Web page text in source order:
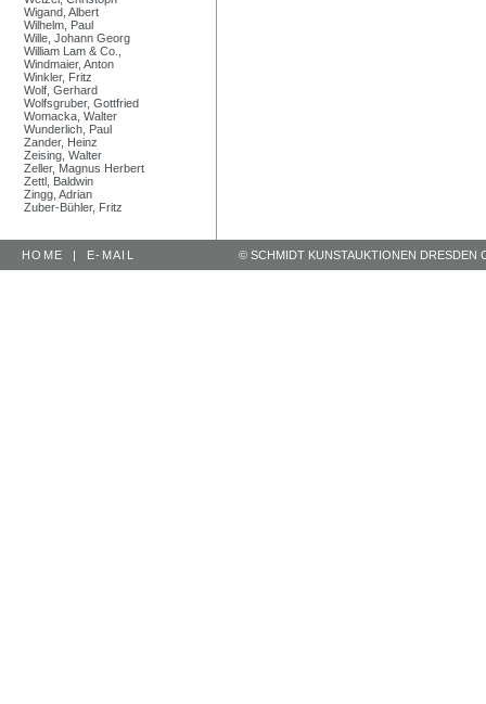
Wigand, Albert
Wilhelm, Paul
Wille, Johann Georg
William Lam & Co.,
Windmaier, Anton
Winkler, Fritz
Wolf, Gerhard
Wolfsgruber, Gottfried
Womacka, Walter
Wunderlich, Paul
Zander, Heinz
Zeising, Walter
Zeller, Magnus Herbert
Zettl, Baldwin
Zingg, Adrian
Zuber-Bühler, Fritz
HOME | E-MAIL © SCHMIDT KUNSTAUKTIONEN DRESDEN